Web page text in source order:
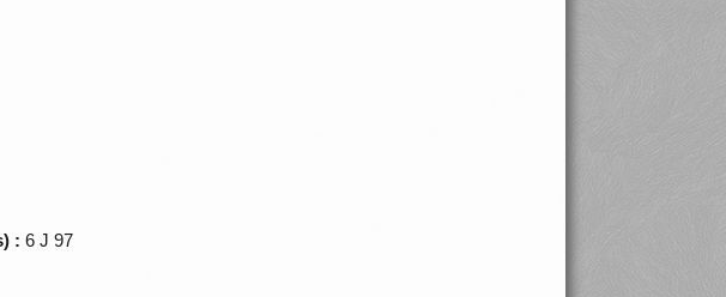
: 6 J 97